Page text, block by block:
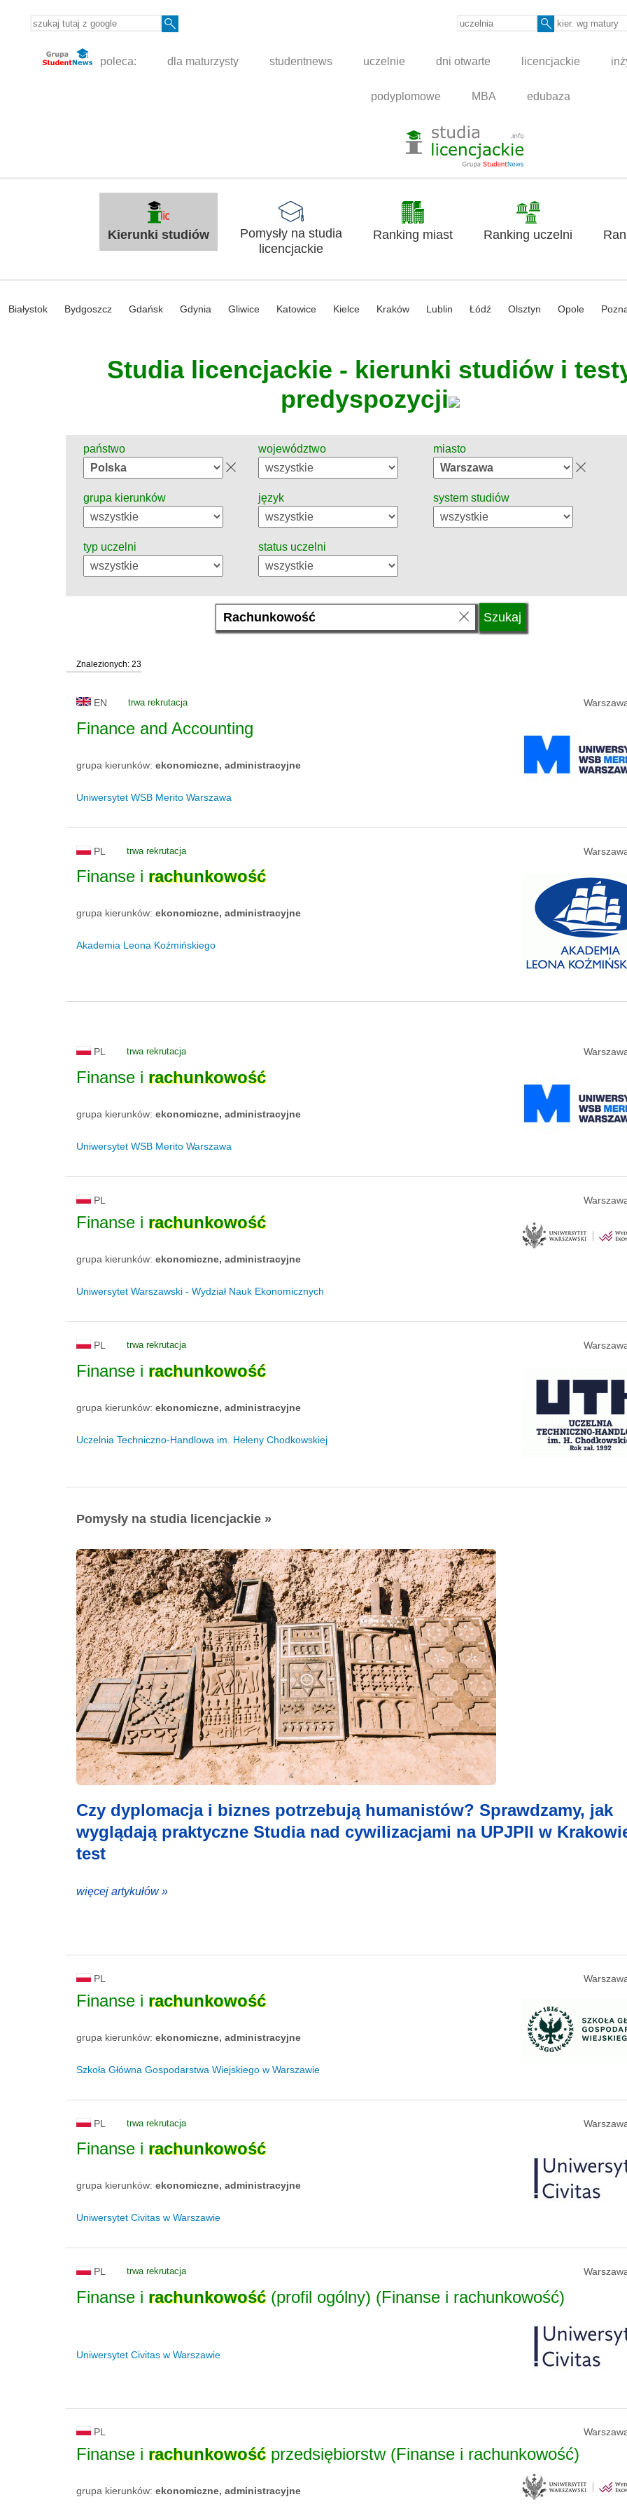
poleca: dla maturzysty studentnews uczelnie dni otwarte licencjackie
podyplomowe MBA edubaza
Kierunki studiów
Pomysły na studia
licencjackie
Ranking miast Ranking uczelni
Białystok Bydgoszcz Gdańsk Gdynia Gliwice Katowice Kielce Kraków Lublin Łódź Olsztyn Opole
Studia licencjackie - kierunki studiów i
predyspozycji
państwo województwo miasto
grupa kierunków język system studiów
typ uczelni status uczelni
Znalezionych: 23
EN trwa rekrutacja
Finance and Accounting
grupa kierunków: ekonomiczne, administracyjne
Uniwersytet WSB Merito Warszawa
PL trwa rekrutacja
Finanse i rachunkowość
grupa kierunków: ekonomiczne, administracyjne
Akademia Leona Koźmińskiego
PL trwa rekrutacja
Finanse i rachunkowość
grupa kierunków: ekonomiczne, administracyjne
Uniwersytet WSB Merito Warszawa
PL
Finanse i rachunkowość
grupa kierunków: ekonomiczne, administracyjne
Uniwersytet Warszawski - Wydział Nauk Ekonomicznych
PL trwa rekrutacja
Finanse i rachunkowość
grupa kierunków: ekonomiczne, administracyjne
Uczelnia Techniczno-Handlowa im. Heleny Chodkowskiej
Pomysły na studia licencjackie »
Czy dyplomacja i biznes potrzebują humanistów? Sprawdzamy, jak
wyglądają praktyczne Studia nad cywilizacjami na UPJPII w
test
więcej artykułów »
PL
Finanse i rachunkowość
grupa kierunków: ekonomiczne, administracyjne
Szkoła Główna Gospodarstwa Wiejskiego w Warszawie
PL trwa rekrutacja
Finanse i rachunkowość
grupa kierunków: ekonomiczne, administracyjne
Uniwersytet Civitas w Warszawie
PL trwa rekrutacja
Finanse i rachunkowość(profil ogólny) (Finanse i rachunkowość)
Uniwersytet Civitas w Warszawie
PL
Finanse i rachunkowośćprzedsiębiorstw (Finanse i rachunkowość)
grupa kierunków: ekonomiczne, administracyjne